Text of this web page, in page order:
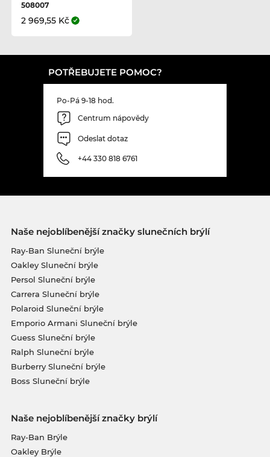
508007
2 969,55 Kč
POTŘEBUJETE POMOC?
Po-Pá 9-18 hod.
Centrum nápovědy
Odeslat dotaz
+44 330 818 6761
Naše nejoblíbenější značky slunečních brýlí
Ray-Ban Sluneční brýle
Oakley Sluneční brýle
Persol Sluneční brýle
Carrera Sluneční brýle
Polaroid Sluneční brýle
Emporio Armani Sluneční brýle
Guess Sluneční brýle
Ralph Sluneční brýle
Burberry Sluneční brýle
Boss Sluneční brýle
Naše nejoblíbenější značky brýlí
Ray-Ban Brýle
Oakley Brýle